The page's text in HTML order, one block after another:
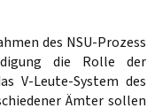
des NSU-Prozess
die Rolle der
V-Leute-System des
Ämter sollen